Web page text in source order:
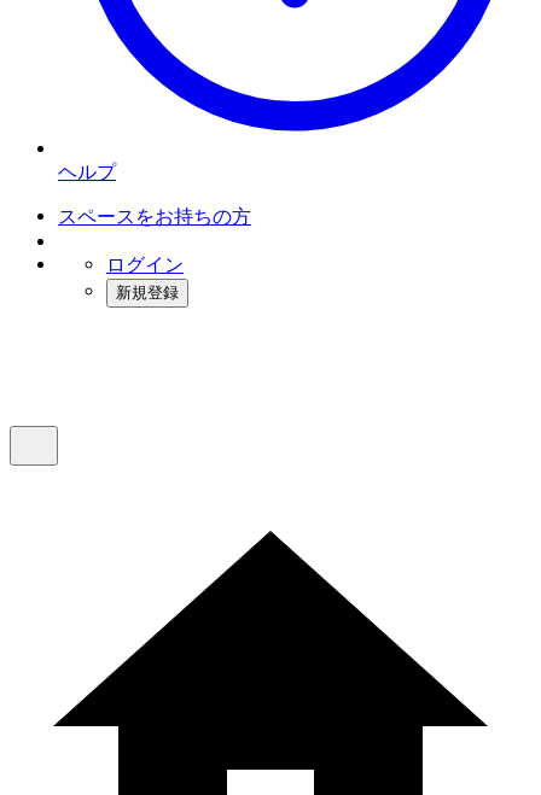
ヘルプ
スペースをお持ちの方
ログイン
新規登録